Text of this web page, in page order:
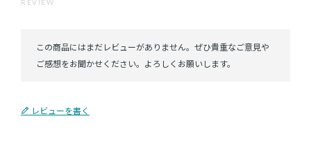
REVIEW
レビューを書く